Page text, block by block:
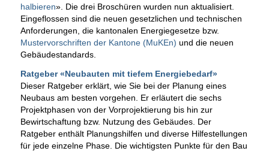
halbieren». Die drei Broschüren wurden nun aktualisiert.
Eingeflossen sind die neuen gesetzlichen und technischen
Anforderungen, die kantonalen Energiegesetze bzw.
Mustervorschriften der Kantone (MuKEn) und die neuen
Gebäudestandards.
Ratgeber «Neubauten mit tiefem Energiebedarf»
Dieser Ratgeber erklärt, wie Sie bei der Planung eines
Neubaus am besten vorgehen. Er erläutert die sechs
Projektphasen von der Vorprojektierung bis hin zur
Bewirtschaftung bzw. Nutzung des Gebäudes. Der
Ratgeber enthält Planungshilfen und diverse Hilfestellungen
für jede einzelne Phase. Die wichtigsten Punkte für den Bau